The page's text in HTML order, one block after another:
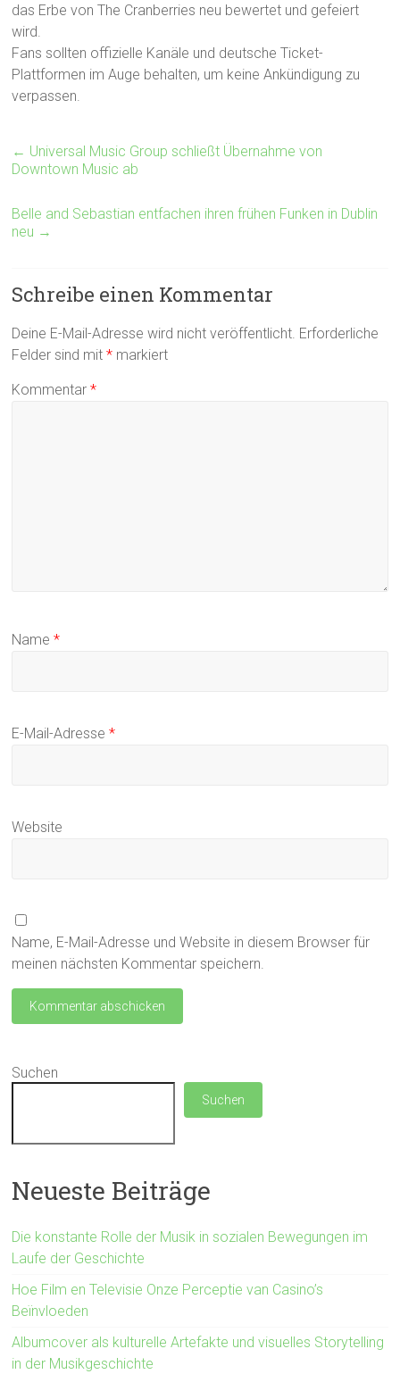
das Erbe von The Cranberries neu bewertet und gefeiert
wird.
Fans sollten offizielle Kanäle und deutsche Ticket-
Plattformen im Auge behalten, um keine Ankündigung zu
verpassen.
← Universal Music Group schließt Übernahme von
Downtown Music ab
Belle and Sebastian entfachen ihren frühen Funken in Dublin
neu →
Schreibe einen Kommentar
Deine E-Mail-Adresse wird nicht veröffentlicht. Erforderliche
Felder sind mit* markiert
Kommentar*
Name*
E-Mail-Adresse*
Website
Name, E-Mail-Adresse und Website in diesem Browser für
meinen nächsten Kommentar speichern.
Suchen
Suchen
Neueste Beiträge
Die konstante Rolle der Musik in sozialen Bewegungen im
Laufe der Geschichte
Hoe Film en Televisie Onze Perceptie van Casino’s
Beïnvloeden
Albumcover als kulturelle Artefakte und visuelles Storytelling
in der Musikgeschichte